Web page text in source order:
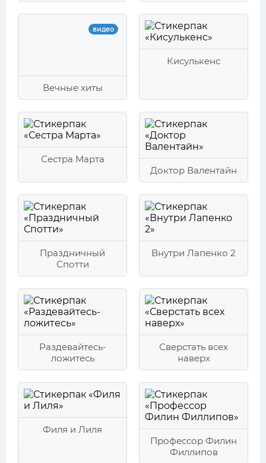
видео
Вечные хиты
Кисулькенс
Сестра Марта
Доктор Валентайн
Праздничный
Спотти
Внутри Лапенко 2
Раздевайтесь-
ложитесь
Сверстать всех
наверх
Филя и Лиля
Профессор Филин
Филлипов